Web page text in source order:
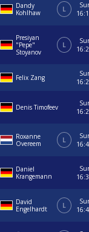
Dandy
Kohlhaw
L
Presiyan
"Pepe"
Stoyanov
L
Felix Zang
Denis Timofeev
Roxanne
Overeem
L
Daniel
Krangemann
David
Engelhardt
L